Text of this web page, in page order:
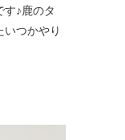
す♪鹿のタ
つかやり